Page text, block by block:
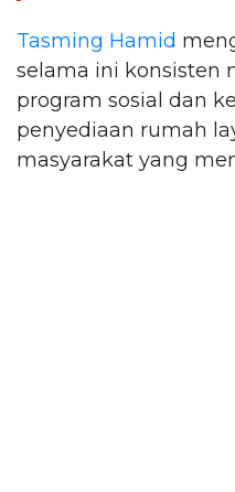
Tasming Hamid
selama ini konsisten
program sosial dan
penyediaan rumah
masyarakat yang